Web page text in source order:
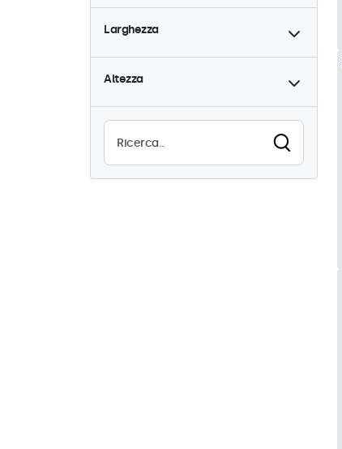
Larghezza
Altezza